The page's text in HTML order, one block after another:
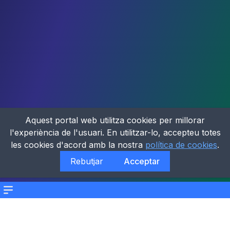
Menu
Aquest portal web utilitza cookies per millorar
l'experiència de l'usuari. En utilitzar-lo, accepteu totes
les cookies d'acord amb la nostra política de cookies.
Rebutjar
Acceptar